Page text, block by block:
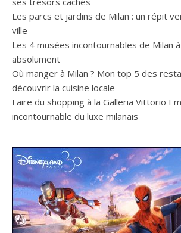
Les parcs et jardins de Milan : un répit
ville
Les 4 musées incontournables de Milan
absolument
Où manger à Milan ? Mon top 5 des
découvrir la cuisine locale
Faire du shopping à la Galleria Vittorio
incontournable du luxe milanais